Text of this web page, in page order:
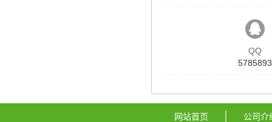
QQ
5785893
网站首页 公司介